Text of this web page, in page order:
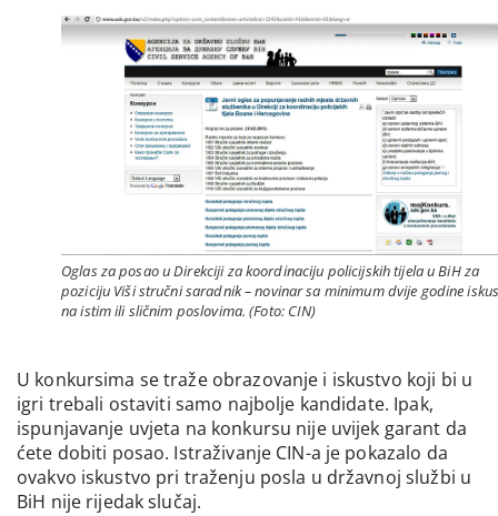
Oglas za posao u Direkciji za koordinaciju policijskih tijela u BiH za
poziciju Viši stručni saradnik – novinar sa minimum dvije godine
na istim ili sličnim poslovima. (Foto: CIN)
U konkursima se traže obrazovanje i iskustvo koji bi u
igri trebali ostaviti samo najbolje kandidate. Ipak,
ispunjavanje uvjeta na konkursu nije uvijek garant da
ćete dobiti posao. Istraživanje CIN-a je pokazalo da
ovakvo iskustvo pri traženju posla u državnoj službi u
BiH nije rijedak slučaj.